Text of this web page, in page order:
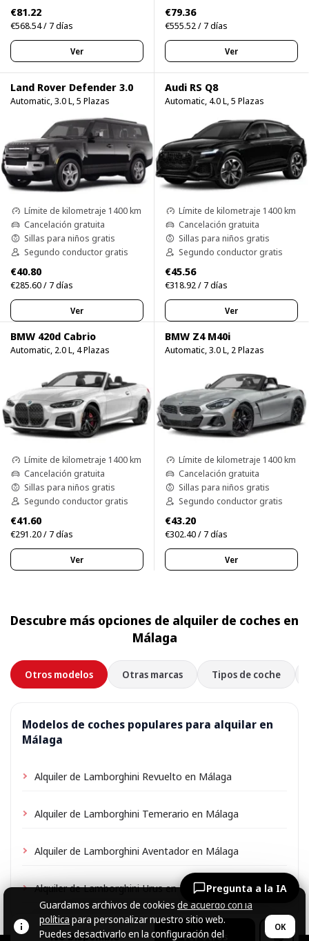
No Disponible Ver otros
€81.22
€568.54 / 7 días
Ver
€79.36
€555.52 / 7 días
Ver
Land Rover Defender 3.0
Automatic, 3.0 L, 5 Plazas
Límite de kilometraje 1400 km
Cancelación gratuita
Sillas para niños gratis
Segundo conductor gratis
€40.80
€285.60 / 7 días
Ver
Audi RS Q8
Automatic, 4.0 L, 5 Plazas
Límite de kilometraje 1400 km
Cancelación gratuita
Sillas para niños gratis
Segundo conductor gratis
€45.56
€318.92 / 7 días
Ver
BMW 420d Cabrio
Automatic, 2.0 L, 4 Plazas
Límite de kilometraje 1400 km
Cancelación gratuita
Sillas para niños gratis
Segundo conductor gratis
€41.60
€291.20 / 7 días
Ver
BMW Z4 M40i
Automatic, 3.0 L, 2 Plazas
Límite de kilometraje 1400 km
Cancelación gratuita
Sillas para niños gratis
Segundo conductor gratis
€43.20
€302.40 / 7 días
Ver
Descubre más opciones de alquiler de coches en
Málaga
Otros modelos Otras marcas Tipos de coche
Modelos de coches populares para alquilar en
Málaga
Alquiler de Lamborghini Revuelto en Málaga
Alquiler de Lamborghini Temerario en Málaga
Alquiler de Lamborghini Aventador en Málaga
Alquiler de Lamborghini Urus en Málaga
Guardamos archivos de cookies de acuerdo con la
política para personalizar nuestro sitio web.
Puedes desactivarlo en la configuración del
OK
Pregunta a la IA